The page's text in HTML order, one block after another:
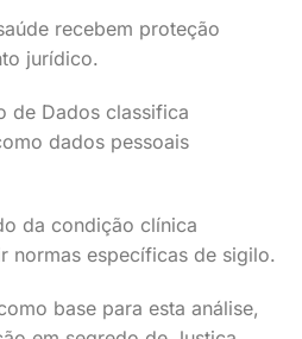
recebem proteção
jurídico.
de Dados classifica
dados pessoais
da condição clínica
normas específicas de sigilo.
base para esta análise,